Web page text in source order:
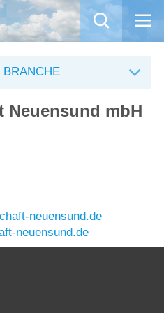
Kommentarrichtlinien und Netiquette für unsere Social Media-Kanäle
BRANCHE
Neuensund mbH
neuensund.de
neuensund.de